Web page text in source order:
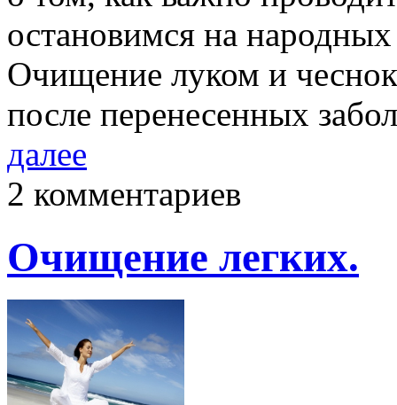
остановимся на
Очищение луком и
после перенесенных
далее
2 комментариев
Очищение легких.